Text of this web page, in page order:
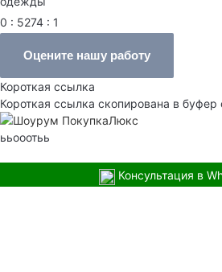
0 : 5274 : 1
Оцените нашу работу
Короткая ссылка
Короткая ссылка скопирована в буфер
ььооотьь
Консультация в